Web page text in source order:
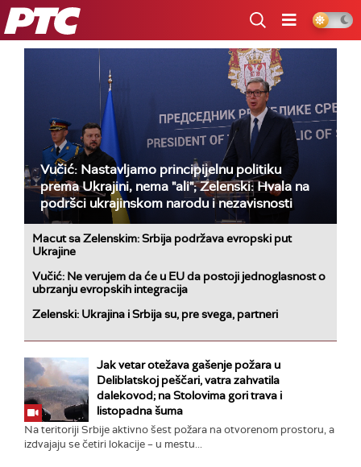
RTS
Vučić: Nastavljamo principijelnu politiku
prema Ukrajini, nema "ali"; Zelenski: Hvala na
podršci ukrajinskom narodu i nezavisnosti
Macut sa Zelenskim: Srbija podržava evropski put
Ukrajine
Vučić: Ne verujem da će u EU da postoji jednoglasnost o
ubrzanju evropskih integracija
Zelenski: Ukrajina i Srbija su, pre svega, partneri
Jak vetar otežava gašenje požara u
Deliblatskoj peščari, vatra zahvatila
dalekovod; na Stolovima gori trava i
listopadna šuma
Na teritoriji Srbije aktivno šest požara na otvorenom prostoru, a
izdvajaju se četiri lokacije – u mestu...